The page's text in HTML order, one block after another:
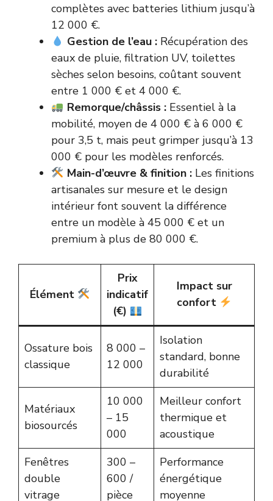
complètes avec batteries lithium jusqu’à
12 000 €.
Gestion de l’eau :Récupération des
eaux de pluie, filtration UV, toilettes
sèches selon besoins, coûtant souvent
entre 1 000 € et 4 000 €.
Remorque/châssis :Essentiel à la
mobilité, moyen de 4 000 € à 6 000 €
pour 3,5 t, mais peut grimper jusqu’à 13
000 € pour les modèles renforcés.
Main-d’œuvre & finition :Les finitions
artisanales sur mesure et le design
intérieur font souvent la différence
entre un modèle à 45 000 € et un
premium à plus de 80 000 €.
Élément
Prix
indicatif
(€)
Impact sur
confort
Ossature bois
classique
8 000 –
12 000
Isolation
standard, bonne
durabilité
Matériaux
biosourcés
10 000
– 15
000
Meilleur confort
thermique et
acoustique
Fenêtres
double
vitrage
300 –
600 /
pièce
Performance
énergétique
moyenne